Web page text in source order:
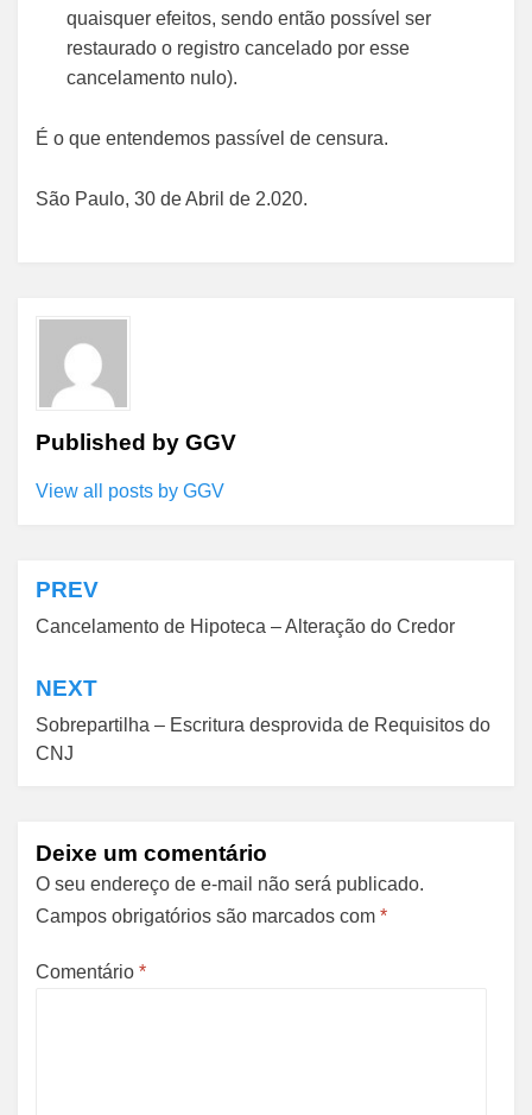
quaisquer efeitos, sendo então possível ser
restaurado o registro cancelado por esse
cancelamento nulo).
É o que entendemos passível de censura.
São Paulo, 30 de Abril de 2.020.
Published by GGV
View all posts by GGV
Navegação
de
Post
PREV
Cancelamento de Hipoteca – Alteração do Credor
NEXT
Sobrepartilha – Escritura desprovida de Requisitos do
CNJ
Deixe um comentário
O seu endereço de e-mail não será publicado.
Campos obrigatórios são marcados com *
Comentário *